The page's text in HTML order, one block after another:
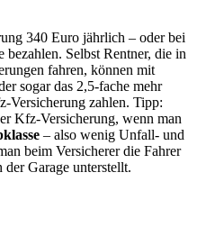
340 Euro jährlich – oder bei
Selbst Rentner, die in
fahren, können mit
sogar das 2,5-fache mehr
Versicherung zahlen. Tipp:
Kfz-Versicherung, wenn man
– also wenig Unfall- und
beim Versicherer die Fahrer
Garage unterstellt.